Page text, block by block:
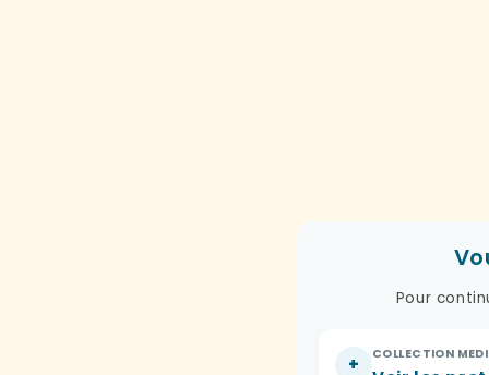
Pour
+ COLLECTION